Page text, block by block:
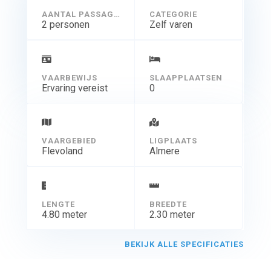
AANTAL PASSAGIERS
2 personen
CATEGORIE
Zelf varen
VAARBEWIJS
Ervaring vereist
SLAAPPLAATSEN
0
VAARGEBIED
Flevoland
LIGPLAATS
Almere
LENGTE
4.80 meter
BREEDTE
2.30 meter
BEKIJK ALLE SPECIFICATIES